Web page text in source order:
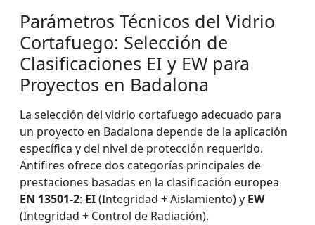
Parámetros Técnicos del Vidrio
Cortafuego: Selección de
Clasificaciones EI y EW para
Proyectos en Badalona
La selección del vidrio cortafuego adecuado para
un proyecto en Badalona depende de la aplicación
específica y del nivel de protección requerido.
Antifires ofrece dos categorías principales de
prestaciones basadas en la clasificación europea
EN 13501-2: EI(Integridad + Aislamiento) y EW
(Integridad + Control de Radiación).